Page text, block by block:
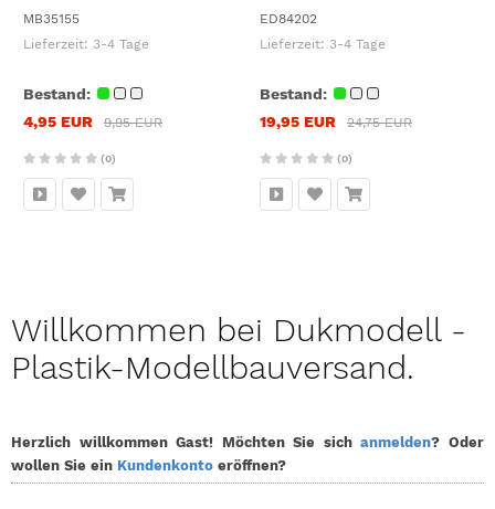
MB35155
Lieferzeit: 3-4 Tage
Bestand:
4,95 EUR
9,95 EUR
(0)
ED84202
Lieferzeit: 3-4 Tage
Bestand:
19,95 EUR
24,75 EUR
(0)
Willkommen bei Dukmodell -
Plastik-Modellbauversand.
Herzlich willkommen Gast! Möchten Sie sich anmelden? Oder
wollen Sie ein Kundenkonto eröffnen?